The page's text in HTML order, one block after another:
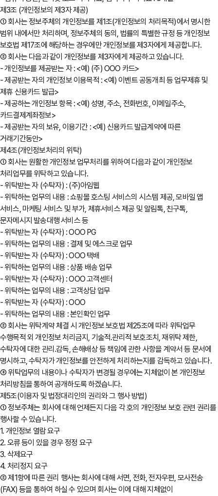
제3조 (개인정보의 제3자 제공)
① 회사는 정보주체의 개인정보를 제1조(개인정보의 처리목적)에서 명시한
범위 내에서만 처리하며, 정보주체의 동의, 법률의 특별한 규정 등 개인정보
보호법 제17조에 해당하는 경우에만 개인정보를 제3자에게 제공합니다.
② 회사는 다음과 같이 개인정보를 제3자에게 제공하고 있습니다.
- 개인정보를 제공받는 자 : <예) (주) OOO 카드>
- 제공받는 자의 개인정보 이용목적 : <예) 이벤트 공동개최 등 업무제휴 및
제휴 신용카드 발급>
- 제공하는 개인정보 항목 : <예) 성명, 주소, 전화번호, 이메일주소,
카드결제계좌정보>
- 제공받는 자의 보유, 이용기간 : <예) 신용카드 발급계약에 따른
거래기간동안>
제4조(개인정보처리의 위탁)
① 회사는 원활한 개인정보 업무처리를 위하여 다음과 같이 개인정보
처리업무를 위탁하고 있습니다.
- 위탁받는 자 (수탁자) : (주)아임웹
- 위탁하는 업무의 내용 : 쇼핑몰 호스팅 서비스의 시스템 제공, 모바일 앱
서비스, 마케팅 서비스 및 부가, 제휴서비스 제공 및 알림톡, 친구톡,
문자메시지 발송대행 서비스 등
- 위탁받는 자 (수탁자) : OOO PG
- 위탁하는 업무의 내용 : 결제 및 에스크로 업무
- 위탁받는 자 (수탁자) : OOO 택배
- 위탁하는 업무의 내용 : 상품 배송 업무
- 위탁받는 자 (수탁자) : OOO 고객센터
- 위탁하는 업무의 내용 : 고객상담 업무
- 위탁받는 자 (수탁자) : OOO
- 위탁하는 업무의 내용 : 본인확인 업무
② 회사는 위탁계약 체결 시 개인정보 보호법 제25조에 따라 위탁업무
수행목적 외 개인정보 처리금지, 기술적․관리적 보호조치, 재위탁 제한,
수탁자에 대한 관리․감독, 손해배상 등 책임에 관한 사항을 계약서 등 문서에
명시하고, 수탁자가 개인정보를 안전하게 처리하는지를 감독하고 있습니다.
③ 위탁업무의 내용이나 수탁자가 변경될 경우에는 지체없이 본 개인정보
처리방침을 통하여 공개하도록 하겠습니다.
제5조(이용자 및 법정대리인의 권리와 그 행사 방법)
① 정보주체는 회사에 대해 언제든지 다음 각 호의 개인정보 보호 관련 권리를
행사할 수 있습니다.
1. 개인정보 열람 요구
2. 오류 등이 있을 경우 정정 요구
3. 삭제요구
4. 처리정지 요구
② 제1항에 따른 권리 행사는 회사에 대해 서면, 전화, 전자우편, 모사전송
(FAX) 등을 통하여 하실 수 있으며 회사는 이에 대해 지체없이